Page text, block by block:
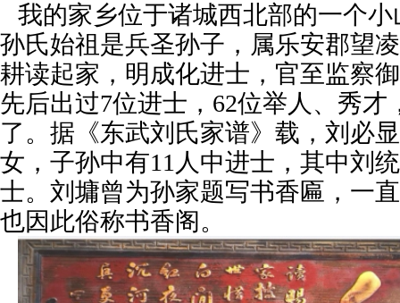
我的家乡位于诸城西北部的一个
孙氏始祖是兵圣孙子，属乐安郡望
耕读起家，明成化进士，官至监察
先后出过7位进士，62位举人、秀才
了。据《东武刘氏家谱》载，刘必
女，子孙中有11人中进士，其中刘
士。刘墉曾为孙家题写书香匾，一
也因此俗称书香阁。